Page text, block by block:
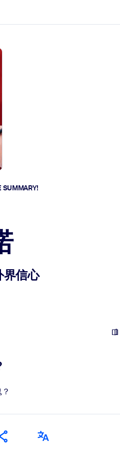
SUMMARY!
界信心